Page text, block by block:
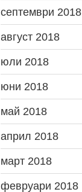
септември 2018
август 2018
юли 2018
юни 2018
май 2018
април 2018
март 2018
февруари 2018